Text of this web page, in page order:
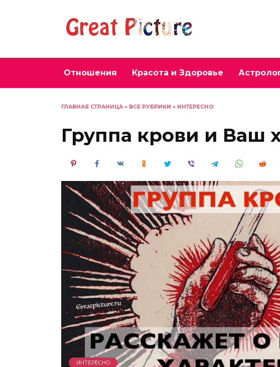
Отношения Красота и Здоровье
ГЛАВНАЯ СТРАНИЦА » ВСЕ РУБРИКИ » ИНТЕРЕСНО
Группа крови и Ваш
ИНТЕРЕСНО